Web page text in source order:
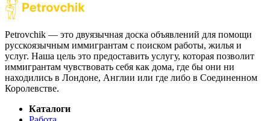
Petrovchik — это двуязычная доска объявлений для помощи
русскоязычным иммигрантам с поиском работы, жилья и
услуг. Наша цель это предоставить услугу, которая позволит
иммигрантам чувствовать себя как дома, где бы они ни
находились в Лондоне, Англии или где либо в Соединенном
Королевстве.
Каталоги